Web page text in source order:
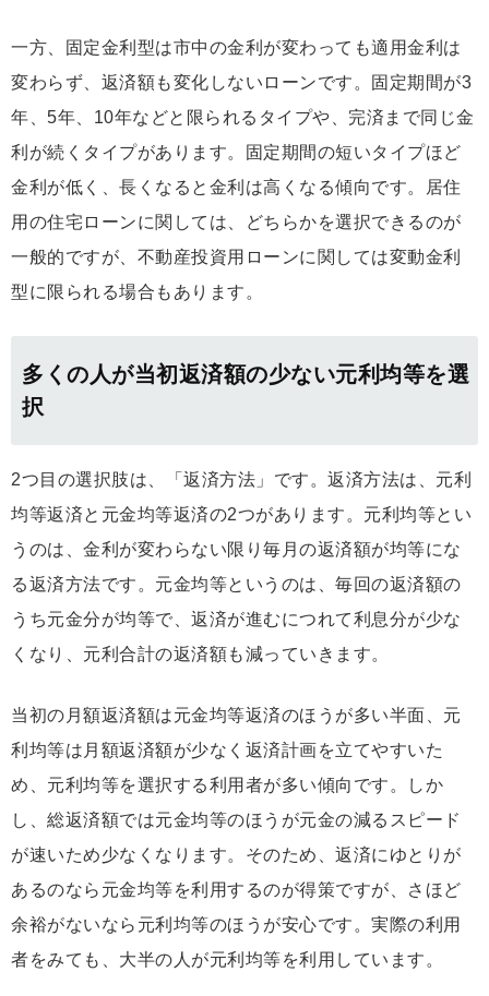
一方、固定金利型は市中の金利が変わっても適用金利は
変わらず、返済額も変化しないローンです。固定期間が3
年、5年、10年などと限られるタイプや、完済まで同じ金
利が続くタイプがあります。固定期間の短いタイプほど
金利が低く、長くなると金利は高くなる傾向です。居住
用の住宅ローンに関しては、どちらかを選択できるのが
一般的ですが、不動産投資用ローンに関しては変動金利
型に限られる場合もあります。
多くの人が当初返済額の少ない元利均等を選
択
2つ目の選択肢は、「返済方法」です。返済方法は、元利
均等返済と元金均等返済の2つがあります。元利均等とい
うのは、金利が変わらない限り毎月の返済額が均等にな
る返済方法です。元金均等というのは、毎回の返済額の
うち元金分が均等で、返済が進むにつれて利息分が少な
くなり、元利合計の返済額も減っていきます。
当初の月額返済額は元金均等返済のほうが多い半面、元
利均等は月額返済額が少なく返済計画を立てやすいた
め、元利均等を選択する利用者が多い傾向です。しか
し、総返済額では元金均等のほうが元金の減るスピード
が速いため少なくなります。そのため、返済にゆとりが
あるのなら元金均等を利用するのが得策ですが、さほど
余裕がないなら元利均等のほうが安心です。実際の利用
者をみても、大半の人が元利均等を利用しています。